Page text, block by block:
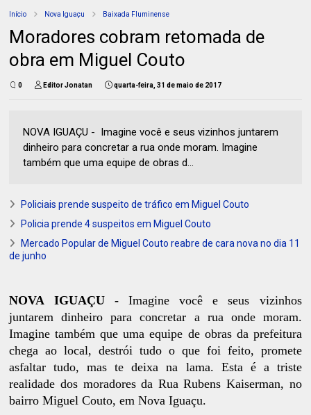
Início Nova Iguaçu Baixada Fluminense
Moradores cobram retomada de
obra em Miguel Couto
0 Editor Jonatan quarta-feira, 31 de maio de 2017
NOVA IGUAÇU - Imagine você e seus vizinhos juntarem
dinheiro para concretar a rua onde moram. Imagine
também que uma equipe de obras d...
Policiais prende suspeito de tráfico em Miguel Couto
Policia prende 4 suspeitos em Miguel Couto
Mercado Popular de Miguel Couto reabre de cara nova no dia 11
de junho
NOVA IGUAÇU - Imagine você e seus vizinhos
juntarem dinheiro para concretar a rua onde moram.
Imagine também que uma equipe de obras da prefeitura
chega ao local, destrói tudo o que foi feito, promete
asfaltar tudo, mas te deixa na lama. Esta é a triste
realidade dos moradores da Rua Rubens Kaiserman, no
bairro Miguel Couto, em Nova Iguaçu.